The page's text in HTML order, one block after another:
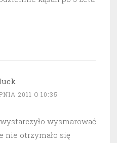
2011 O 10:35
wysmarować
nie otrzymało się